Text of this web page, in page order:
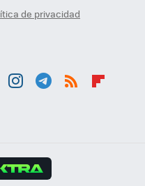
de privacidad